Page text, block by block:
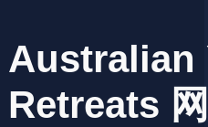
Australian
Retreats